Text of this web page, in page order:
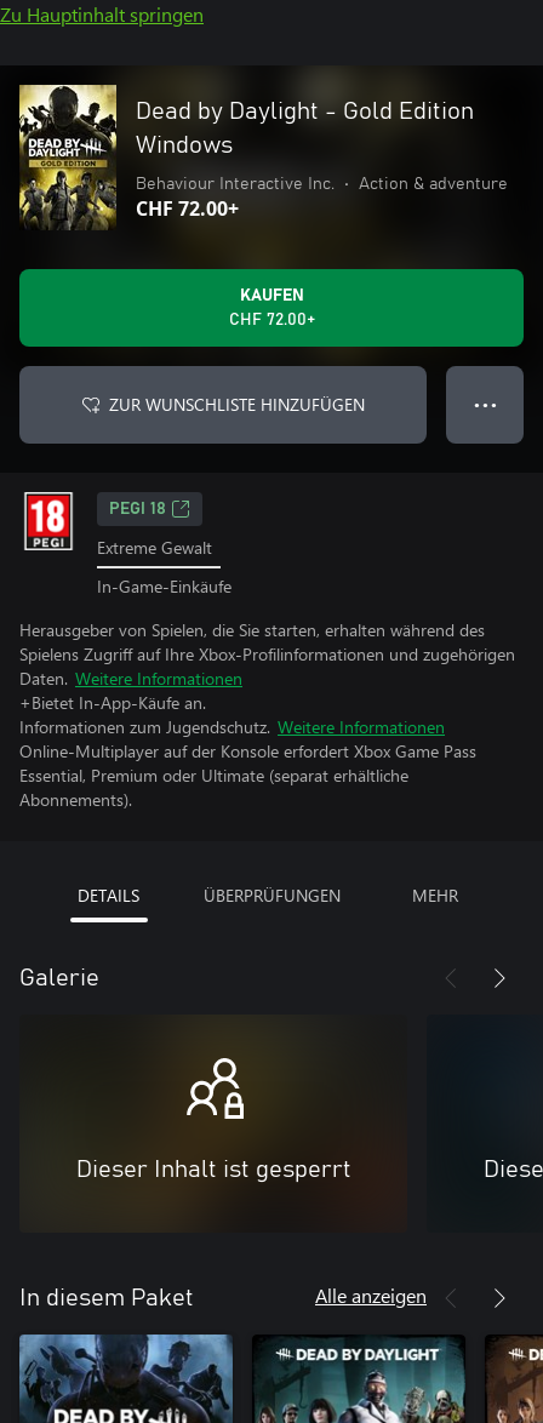
Zu Hauptinhalt springen
Dead by Daylight - Gold Edition
Windows
Behaviour Interactive Inc. • Action & adventure
CHF 72.00+
KAUFEN
CHF 72.00+
ZUR WUNSCHLISTE HINZUFÜGEN ● ● ●
PEGI 18
Extreme Gewalt
In-Game-Einkäufe
Herausgeber von Spielen, die Sie starten, erhalten während des
Spielens Zugriff auf Ihre Xbox-Profilinformationen und zugehörigen
Daten. Weitere Informationen
+Bietet In-App-Käufe an.
Informationen zum Jugendschutz. Weitere Informationen
Online-Multiplayer auf der Konsole erfordert Xbox Game Pass
Essential, Premium oder Ultimate (separat erhältliche
Abonnements).
DETAILS ÜBERPRÜFUNGEN MEHR
Galerie
Dieser Inhalt ist gesperrt
In diesem Paket Alle anzeigen